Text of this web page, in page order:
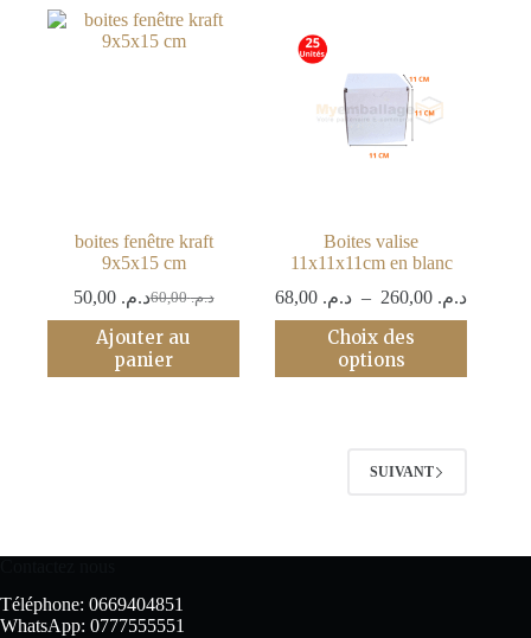
boites fenêtre kraft
9x5x15 cm
د.م.60,00
Le
prix
initial
était :
د.م. 50,00
Le
prix
actuel
est :
Ajouter au
panier
Boites valise
11x11x11cm en blanc
د.م. – د.م.
de
à
Choix des
options
Ce
produit
a
peuvent
SUIVANT
Téléphone: 0669404851
WhatsApp: 0777555551